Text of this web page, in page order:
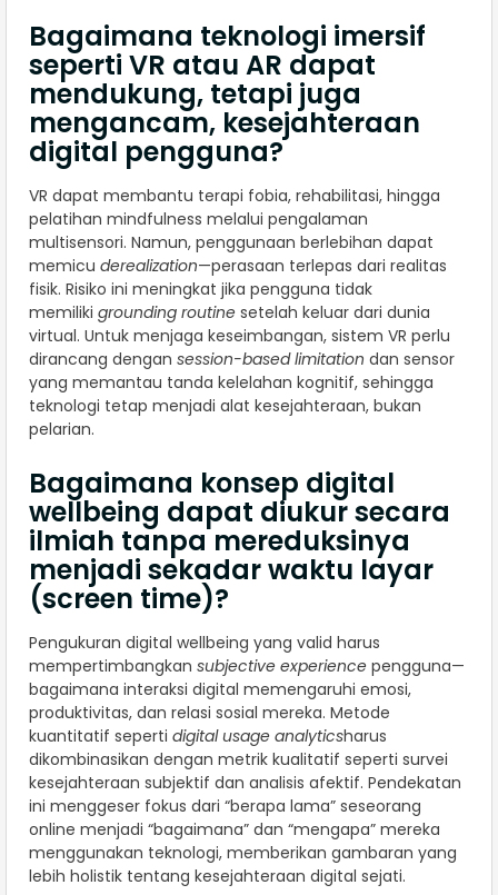
Bagaimana teknologi imersif
seperti VR atau AR dapat
mendukung, tetapi juga
mengancam, kesejahteraan
digital pengguna?
VR dapat membantu terapi fobia, rehabilitasi, hingga
pelatihan mindfulness melalui pengalaman
multisensori. Namun, penggunaan berlebihan dapat
memicu derealization—perasaan terlepas dari realitas
fisik. Risiko ini meningkat jika pengguna tidak
memiliki grounding routine setelah keluar dari dunia
virtual. Untuk menjaga keseimbangan, sistem VR perlu
dirancang dengan session-based limitation dan sensor
yang memantau tanda kelelahan kognitif, sehingga
teknologi tetap menjadi alat kesejahteraan, bukan
pelarian.
Bagaimana konsep digital
wellbeing dapat diukur secara
ilmiah tanpa mereduksinya
menjadi sekadar waktu layar
(screen time)?
Pengukuran digital wellbeing yang valid harus
mempertimbangkan subjective experience pengguna—
bagaimana interaksi digital memengaruhi emosi,
produktivitas, dan relasi sosial mereka. Metode
kuantitatif seperti digital usage analyticsharus
dikombinasikan dengan metrik kualitatif seperti survei
kesejahteraan subjektif dan analisis afektif. Pendekatan
ini menggeser fokus dari “berapa lama” seseorang
online menjadi “bagaimana” dan “mengapa” mereka
menggunakan teknologi, memberikan gambaran yang
lebih holistik tentang kesejahteraan digital sejati.